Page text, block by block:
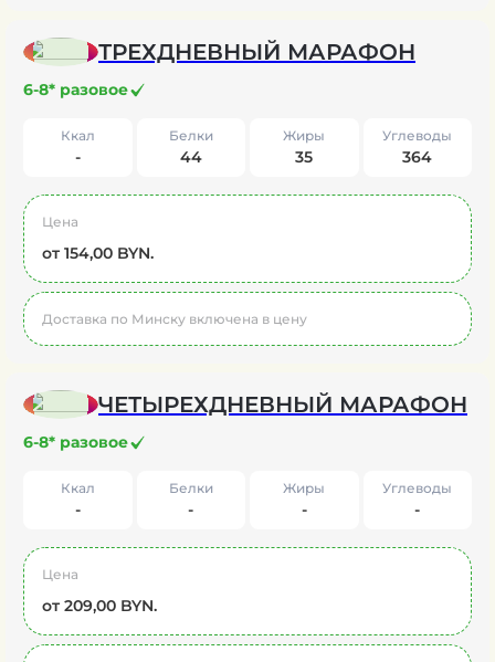
ТРЕХДНЕВНЫЙ МАРАФОН
6-8* разовое
Ккал
-
Белки
44
Жиры
35
Углеводы
364
Цена
от 154,00 BYN.
Доставка по Минску включена в цену
ЧЕТЫРЕХДНЕВНЫЙ МАРАФОН
6-8* разовое
Ккал
-
Белки
-
Жиры
-
Углеводы
-
Цена
от 209,00 BYN.